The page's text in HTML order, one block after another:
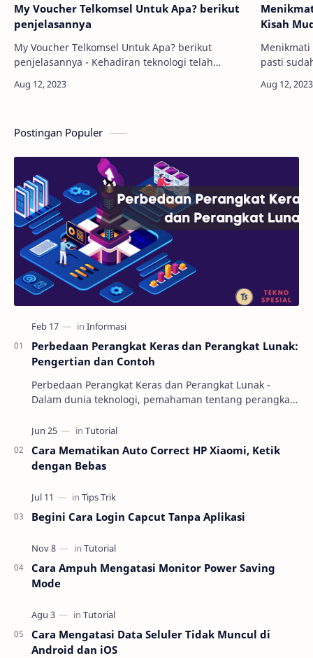
My Voucher Telkomsel Untuk Apa? berikut
penjelasannya
My Voucher Telkomsel Untuk Apa? berikut
penjelasannya - Kehadiran teknologi telah
Salah satunya adalah bagaimana kita
Kisah
pasti
tentang
Postingan Populer
Perbedaan Perangkat Keras dan Perangkat Lunak:
Pengertian dan Contoh
Perbedaan Perangkat Keras dan Perangkat Lunak -
Dalam dunia teknologi, pemahaman tentang perangkat
Cara Mematikan Auto Correct HP Xiaomi, Ketik
dengan Bebas
Begini Cara Login Capcut Tanpa Aplikasi
Cara Ampuh Mengatasi Monitor Power Saving
Mode
Cara Mengatasi Data Seluler Tidak Muncul di
Android dan iOS